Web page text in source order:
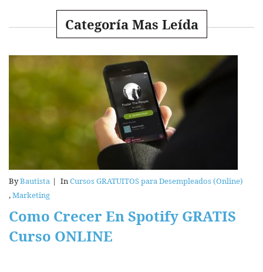
Categoría Mas Leída
ByBautista | InCursos GRATUITOS para Desempleados (Online)
,Marketing
Como Crecer En Spotify GRATIS
Curso ONLINE